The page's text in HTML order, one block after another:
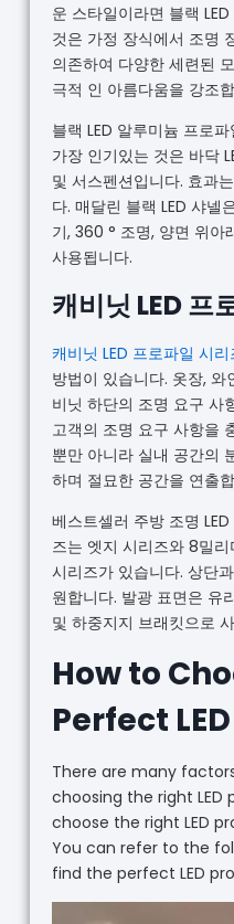
운 스타일이라면 블랙
것은 가정 장식에서 조명
의존하여 다양한 세련된
극적 인 아름다움을 강조
블랙 LED 알루미늄 프로
가장 인기있는 것은 바닥
및 서스펜션입니다. 효과
다. 매달린 블랙 LED 샤넬
기, 360 ° 조명, 양면 위아
사용됩니다.
캐비닛 LED 프
캐비닛 LED 프로파일 시리
방법이 있습니다. 옷장, 와
비닛 하단의 조명 요구 사
고객의 조명 요구 사항을
뿐만 아니라 실내 공간의
하며 절묘한 공간을 연출
베스트셀러 주방 조명
즈는 엣지 시리즈와 8밀
시리즈가 있습니다. 상단
원합니다. 발광 표면은 유
및 하중지지 브래킷으로
How to
Perfect
There are many
choosing the right LED
choose the right LED
You can refer to the
find the perfect LED